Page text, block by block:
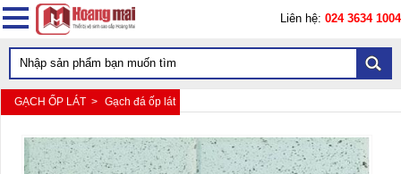
Liên hệ: 024 3634 1004
GẠCH ỐP LÁT > Gạch đá ốp lát